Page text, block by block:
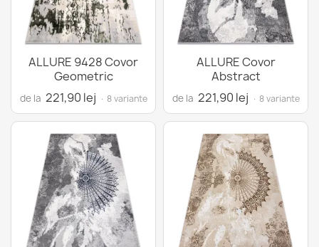
ALLURE 9428 Covor
Geometric
de la 221,90 lej · 8 variante
ALLURE Covor
Abstract
de la 221,90 lej · 8 variante